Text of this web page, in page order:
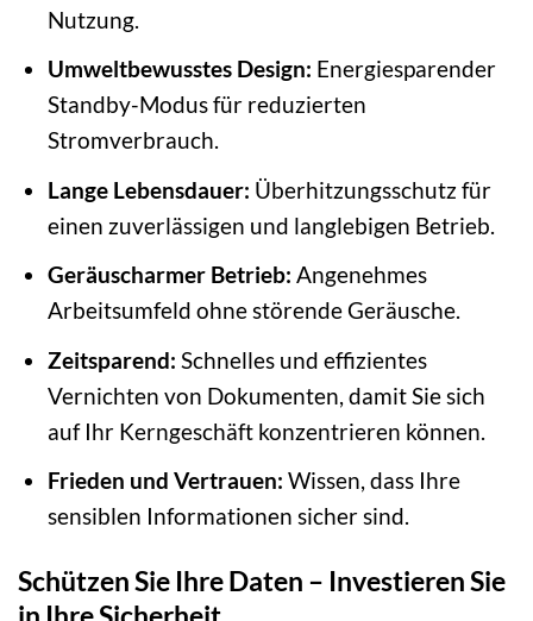
Nutzung.
Umweltbewusstes Design: Energiesparender
Standby-Modus für reduzierten
Stromverbrauch.
Lange Lebensdauer: Überhitzungsschutz für
einen zuverlässigen und langlebigen Betrieb.
Geräuscharmer Betrieb: Angenehmes
Arbeitsumfeld ohne störende Geräusche.
Zeitsparend: Schnelles und effizientes
Vernichten von Dokumenten, damit Sie sich
auf Ihr Kerngeschäft konzentrieren können.
Frieden und Vertrauen: Wissen, dass Ihre
sensiblen Informationen sicher sind.
Schützen Sie Ihre Daten – Investieren Sie